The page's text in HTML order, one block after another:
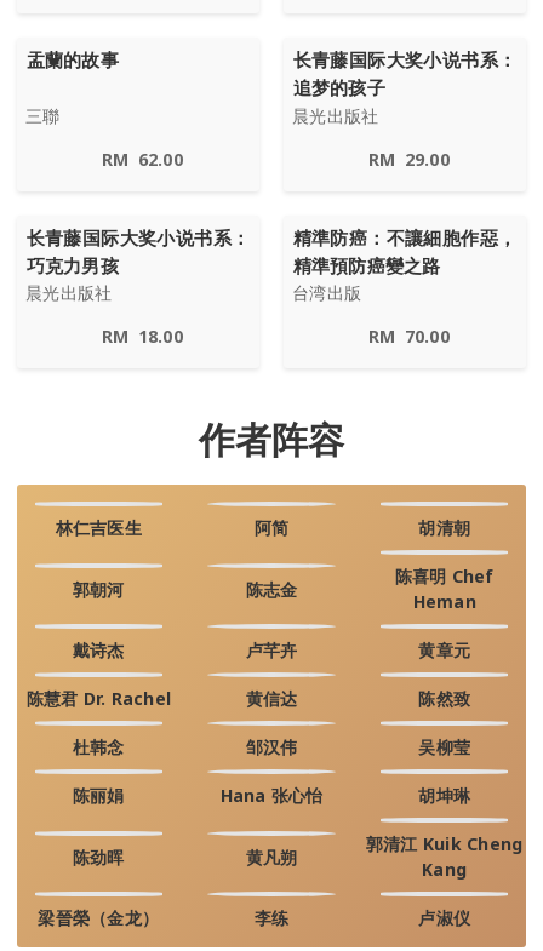
盂蘭的故事
三聯
RM 62.00
长青藤国际大奖小说书系：
追梦的孩子
晨光出版社
RM 29.00
长青藤国际大奖小说书系：
巧克力男孩
晨光出版社
RM 18.00
精準防癌：不讓細胞作惡，
精準預防癌變之路
台湾出版
RM 70.00
作者阵容
林仁吉医生 阿简 胡清朝
郭朝河 陈志金
陈喜明 Chef
Heman
戴诗杰 卢芊卉 黄章元
陈慧君 Dr. Rachel 黄信达 陈然致
杜韩念 邹汉伟 吴柳莹
陈丽娟 Hana 张心怡 胡坤琳
陈劲晖 黄凡朔
郭清江 Kuik Cheng
Kang
梁晉榮（金龙） 李练 卢淑仪